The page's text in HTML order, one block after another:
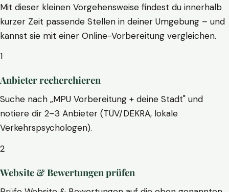
Mit dieser kleinen Vorgehensweise findest du innerhalb
kurzer Zeit passende Stellen in deiner Umgebung – und
kannst sie mit einer Online-Vorbereitung vergleichen.
1
Anbieter recherchieren
Suche nach „MPU Vorbereitung + deine Stadt" und
notiere dir 2–3 Anbieter (TÜV/DEKRA, lokale
Verkehrspsychologen).
2
Website & Bewertungen prüfen